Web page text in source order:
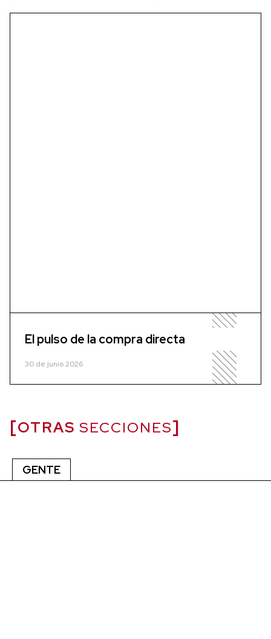
El pulso de la compra directa
30 de junio 2026
OTRAS SECCIONES
GENTE